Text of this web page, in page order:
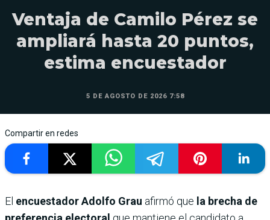
Ventaja de Camilo Pérez se
ampliará hasta 20 puntos,
estima encuestador
5 DE AGOSTO DE 2026 7:58
Compartir en redes
El encuestador Adolfo Grau afirmó que la brecha de